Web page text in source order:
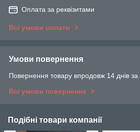
Оплата за реквізитами
Всі умови оплати
Умови повернення
Повернення товару впродовж 14 днів
Всі умови повернення
Подібні товари компанії